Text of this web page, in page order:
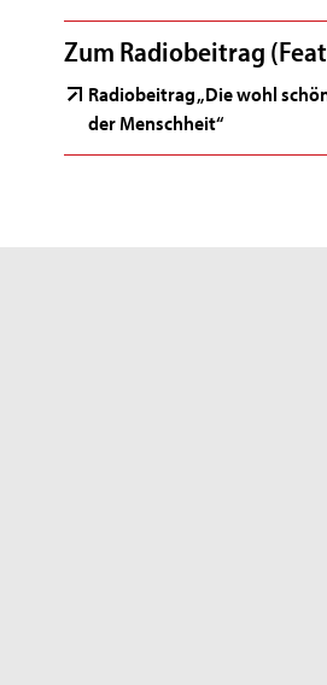
Zum Radiobeitrag
Radiobeitrag „Die wohl
der Menschheit“